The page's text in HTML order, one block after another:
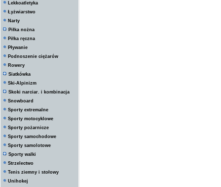
Lekkoatletyka
Łyżwiarstwo
Narty
Piłka nożna
Piłka ręczna
Pływanie
Podnoszenie ciężarów
Rowery
Siatkówka
Ski-Alpinizm
Skoki narciar. i kombinacja
Snowboard
Sporty extremalne
Sporty motocyklowe
Sporty pożarnicze
Sporty samochodowe
Sporty samolotowe
Sporty walki
Strzelectwo
Tenis ziemny i stołowy
Unihokej